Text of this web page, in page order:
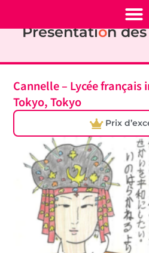
Présentation
Cannelle – Lycée
Tokyo, Tokyo
Prix